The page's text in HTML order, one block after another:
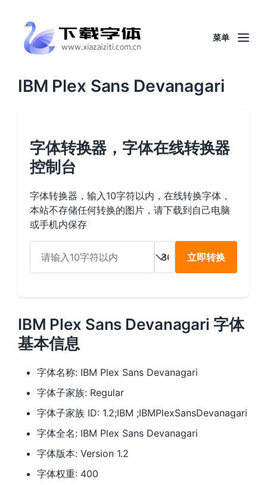
菜单
IBM Plex Sans Devanagari
字体转换器，字体在线转换器
控制台
字体转换器，输入10字符以内，在线转换字体，
本站不存储任何转换的图片，请下载到自己电脑
或手机内保存
立即转换
IBM Plex Sans Devanagari 字体
基本信息
字体名称: IBM Plex Sans Devanagari
字体子家族: Regular
字体子家族 ID: 1.2;IBM ;IBMPlexSansDevanagari
字体全名: IBM Plex Sans Devanagari
字体版本: Version 1.2
字体权重: 400